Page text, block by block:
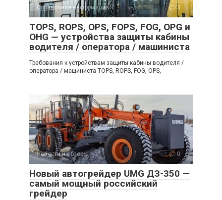
Справочная информация 3
TOPS, ROPS, OPS, FOPS, FOG, OPG и
OHG — устройства защиты кабины
водителя / оператора / машиниста
Требования к устройствам защиты кабины водителя /
оператора / машиниста TOPS, ROPS, FOG, OPS,
Новости и обзоры 0
Новый автогрейдер UMG ДЗ-350 —
самый мощный российский
грейдер